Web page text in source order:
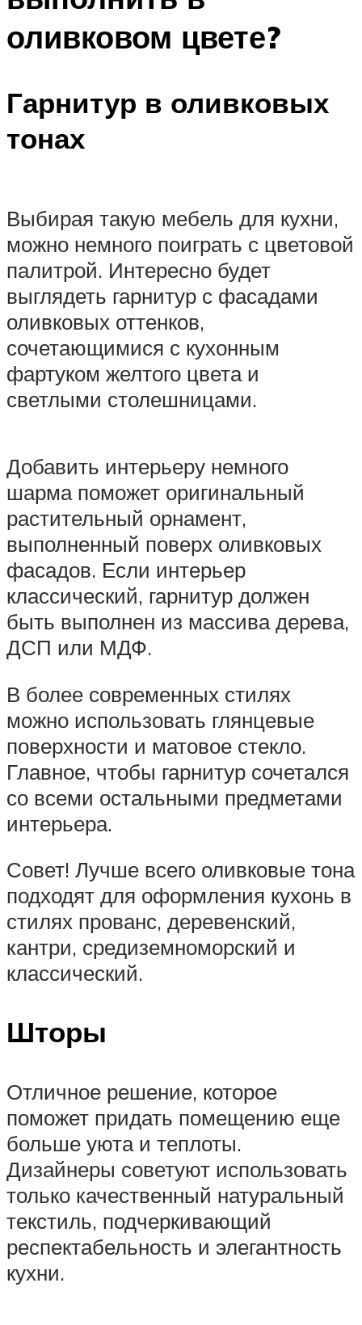
оливковом цвете?
Гарнитур в оливковых
тонах
Выбирая такую мебель для кухни,
можно немного поиграть с цветовой
палитрой. Интересно будет
выглядеть гарнитур с фасадами
оливковых оттенков,
сочетающимися с кухонным
фартуком желтого цвета и
светлыми столешницами.
Добавить интерьеру немного
шарма поможет оригинальный
растительный орнамент,
выполненный поверх оливковых
фасадов. Если интерьер
классический, гарнитур должен
быть выполнен из массива дерева,
ДСП или МДФ.
В более современных стилях
можно использовать глянцевые
поверхности и матовое стекло.
Главное, чтобы гарнитур сочетался
со всеми остальными предметами
интерьера.
Совет! Лучше всего оливковые тона
подходят для оформления кухонь в
стилях прованс, деревенский,
кантри, средиземноморский и
классический.
Шторы
Отличное решение, которое
поможет придать помещению еще
больше уюта и теплоты.
Дизайнеры советуют использовать
только качественный натуральный
текстиль, подчеркивающий
респектабельность и элегантность
кухни.